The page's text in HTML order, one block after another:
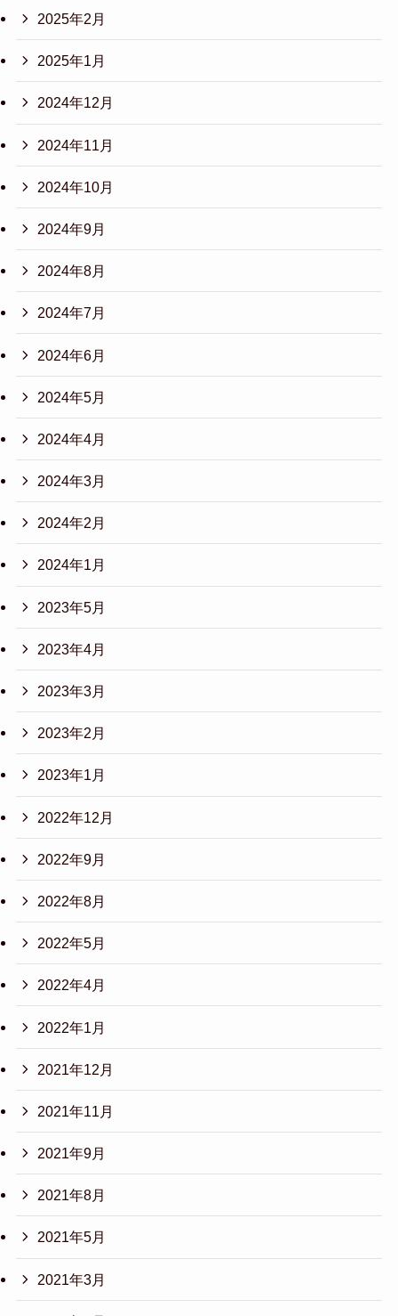
2025年2月
2025年1月
2024年12月
2024年11月
2024年10月
2024年9月
2024年8月
2024年7月
2024年6月
2024年5月
2024年4月
2024年3月
2024年2月
2024年1月
2023年5月
2023年4月
2023年3月
2023年2月
2023年1月
2022年12月
2022年9月
2022年8月
2022年5月
2022年4月
2022年1月
2021年12月
2021年11月
2021年9月
2021年8月
2021年5月
2021年3月